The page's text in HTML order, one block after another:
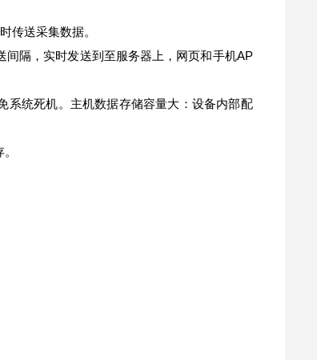
传送采集数据。
隔，实时发送到至服务器上，网页和手机AP
系统死机。主机数据存储容量大：设备内部配